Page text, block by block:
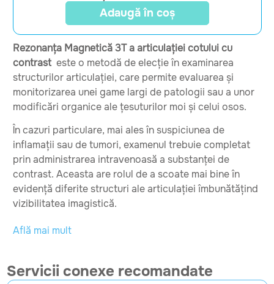
Adaugă în coș
Rezonanța Magnetică 3T a articulației cotului cu
contrasteste o metodă de elecție în examinarea
structurilor articulației, care permite evaluarea și
monitorizarea unei game largi de patologii sau a unor
modificări organice ale țesuturilor moi și celui osos.
În cazuri particulare, mai ales în suspiciunea de
inflamații sau de tumori, examenul trebuie completat
prin administrarea intravenoasă a substanței de
contrast. Aceasta are rolul de a scoate mai bine în
evidență diferite structuri ale articulației îmbunătățind
vizibilitatea imagistică.
Se examinează
evidenția și diferenția afectări ale sistemului osos sau
articular, ca artrite, probleme ale măduvei osoase,
Află mai mult
Servicii conexe recomandate